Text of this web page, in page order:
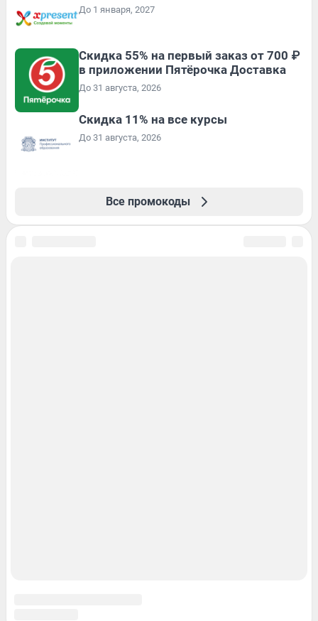
До 1 января, 2027
Скидка 55% на первый заказ от 700 ₽
в приложении Пятёрочка Доставка
До 31 августа, 2026
Скидка 11% на все курсы
До 31 августа, 2026
Все промокоды